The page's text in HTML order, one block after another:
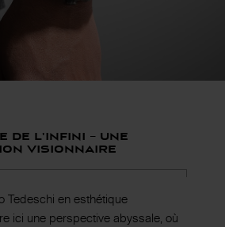
de l'Infini – Une
Visionnaire
Tedeschi en esthétique
ici une perspective abyssale, où